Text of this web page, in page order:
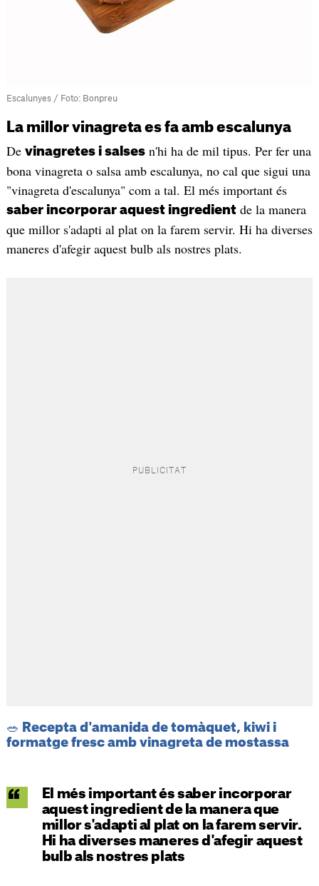
Escalunyes / Foto: Bonpreu
La millor vinagreta es fa amb escalunya
De vinagretes i salsesn'hi ha de mil tipus. Per fer una
bona vinagreta o salsa amb escalunya, no cal que sigui una
"vinagreta d'escalunya" com a tal. El més important és
saber incorporar aquest ingredientde la manera
que millor s'adapti al plat on la farem servir. Hi ha diverses
maneres d'afegir aquest bulb als nostres plats.
🥗 Recepta d'amanida de tomàquet, kiwi i
formatge fresc amb vinagreta de mostassa
El més important és saber incorporar
aquest ingredient de la manera que
millor s'adapti al plat on la farem servir.
Hi ha diverses maneres d'afegir aquest
bulb als nostres plats